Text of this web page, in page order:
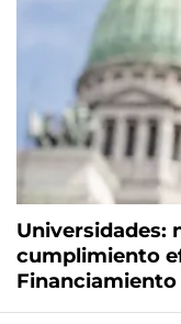
Universidades:
cumplimiento
Financiamiento